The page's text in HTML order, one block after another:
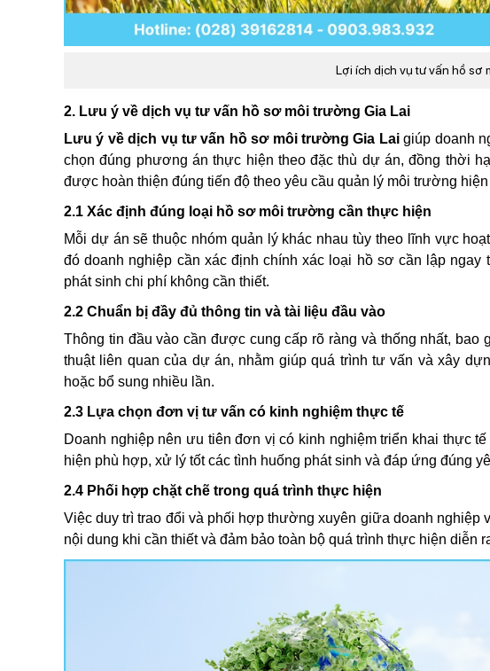
Lợi ích dịch vụ tư vấn hồ sơ
2. Lưu ý về dịch vụ tư vấn hồ sơ môi trường Gia Lai
Lưu ý về dịch vụ tư vấn hồ sơ môi trường Gia Laigiúp doanh
chọn đúng phương án thực hiện theo đặc thù dự án, đồng thời
được hoàn thiện đúng tiến độ theo yêu cầu quản lý môi trường hiện
2.1 Xác định đúng loại hồ sơ môi trường cần thực hiện
Mỗi dự án sẽ thuộc nhóm quản lý khác nhau tùy theo lĩnh vực
đó doanh nghiệp cần xác định chính xác loại hồ sơ cần lập
phát sinh chi phí không cần thiết.
2.2 Chuẩn bị đầy đủ thông tin và tài liệu đầu vào
Thông tin đầu vào cần được cung cấp rõ ràng và thống nhất,
thuật liên quan của dự án, nhằm giúp quá trình tư vấn và xây
hoặc bổ sung nhiều lần.
2.3 Lựa chọn đơn vị tư vấn có kinh nghiệm thực tế
Doanh nghiệp nên ưu tiên đơn vị có kinh nghiệm triển khai thực
hiện phù hợp, xử lý tốt các tình huống phát sinh và đáp ứng đúng
2.4 Phối hợp chặt chẽ trong quá trình thực hiện
Việc duy trì trao đổi và phối hợp thường xuyên giữa doanh nghiệp
nội dung khi cần thiết và đảm bảo toàn bộ quá trình thực hiện